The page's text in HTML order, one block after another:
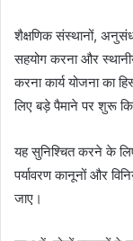
शैक्षणिक संस्थानों,
सहयोग करना और
करना कार्य योजना का
लिए बड़े पैमाने पर शुरू
यह सुनिश्चित करने के
पर्यावरण कानूनों और
जाए।